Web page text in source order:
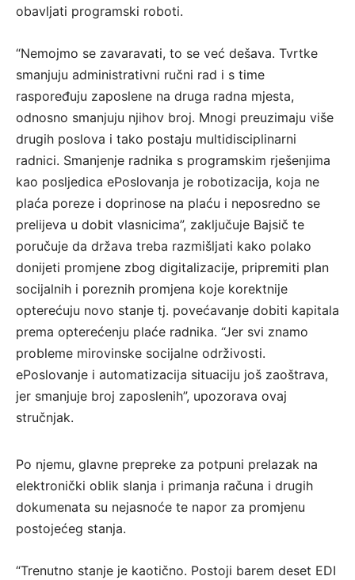
obavljati programski roboti.
“Nemojmo se zavaravati, to se već dešava. Tvrtke
smanjuju administrativni ručni rad i s time
raspoređuju zaposlene na druga radna mjesta,
odnosno smanjuju njihov broj. Mnogi preuzimaju više
drugih poslova i tako postaju multidisciplinarni
radnici. Smanjenje radnika s programskim rješenjima
kao posljedica ePoslovanja je robotizacija, koja ne
plaća poreze i doprinose na plaću i neposredno se
prelijeva u dobit vlasnicima”, zaključuje Bajsič te
poručuje da država treba razmišljati kako polako
donijeti promjene zbog digitalizacije, pripremiti plan
socijalnih i poreznih promjena koje korektnije
opterećuju novo stanje tj. povećavanje dobiti kapitala
prema opterećenju plaće radnika. “Jer svi znamo
probleme mirovinske socijalne održivosti.
ePoslovanje i automatizacija situaciju još zaoštrava,
jer smanjuje broj zaposlenih”, upozorava ovaj
stručnjak.
Po njemu, glavne prepreke za potpuni prelazak na
elektronički oblik slanja i primanja računa i drugih
dokumenata su nejasnoće te napor za promjenu
postojećeg stanja.
“Trenutno stanje je kaotično. Postoji barem deset EDI